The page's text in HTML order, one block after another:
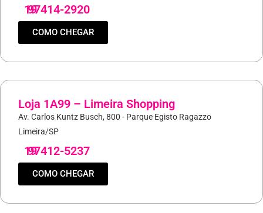
19
97414-2920
COMO CHEGAR
Loja 1A99 – Limeira Shopping
Av. Carlos Kuntz Busch, 800 - Parque Egisto Ragazzo
Limeira/SP
19
97412-5237
COMO CHEGAR